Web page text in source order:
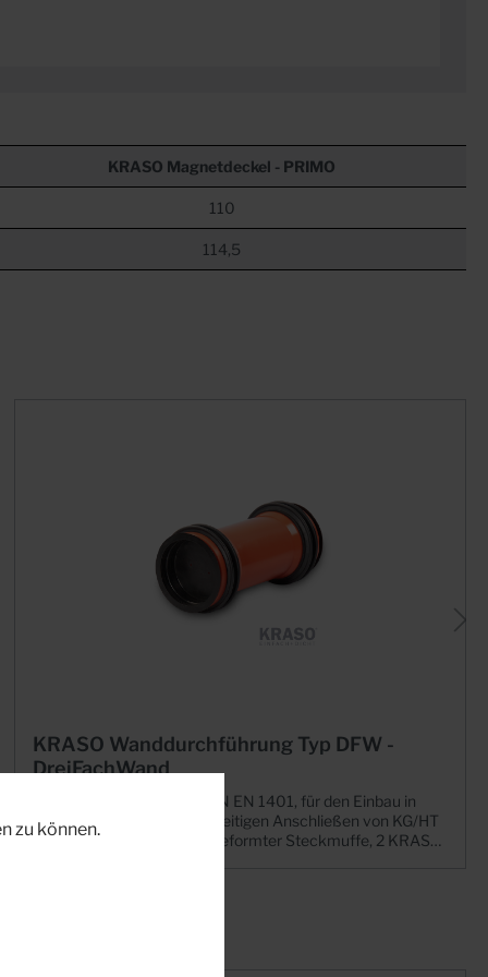
KRASO Magnetdeckel - PRIMO
110
114,5
KRASO Wanddurchführung Typ DFW -
DreiFachWand
in Übereinstimmung mit DIN EN 1401, für den Einbau in
DreiFachWände, zum beidseitigen Anschließen von KG/HT
- Rohren, mit beidseitig angeformter Steckmuffe, 2 KRASO
zu können.